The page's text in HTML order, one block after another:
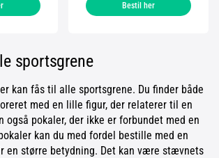
Bestil her
sportsgrene
kan fås til alle sportsgrene. Du finder både
med en lille figur, der relaterer til en
også pokaler, der ikke er forbundet med en
kan du med fordel bestille med en
en større betydning. Det kan være stævnets